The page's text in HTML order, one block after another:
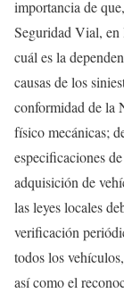
importancia de
Seguridad Vial, en
cuál es la
causas de los
conformidad de la
físico mecánicas;
especificaciones
adquisición de
las leyes locales
verificación
todos los
así como el